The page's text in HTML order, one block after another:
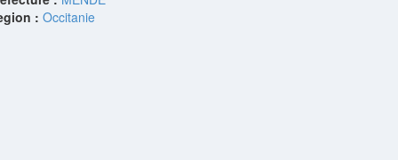
: Occitanie